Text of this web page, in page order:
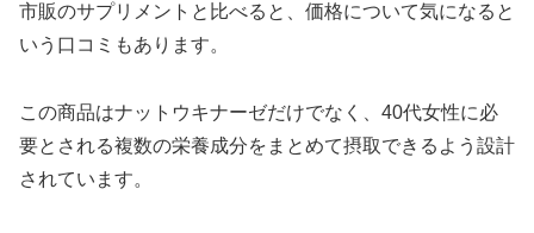
市販のサプリメントと比べると、価格について気になると
いう口コミもあります。
この商品はナットウキナーゼだけでなく、40代女性に必
要とされる複数の栄養成分をまとめて摂取できるよう設計
されています。